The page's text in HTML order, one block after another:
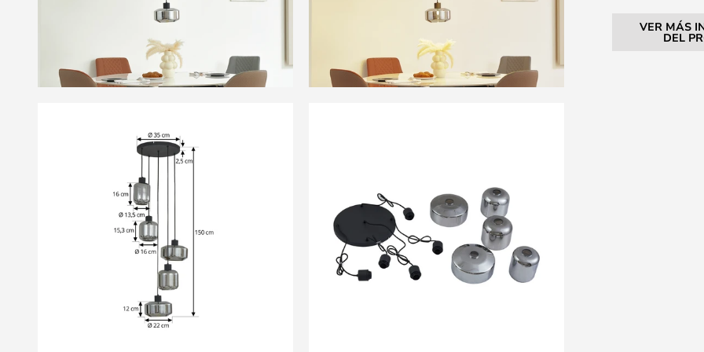
VER MÁS
DEL